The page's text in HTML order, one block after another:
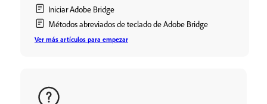
Iniciar Adobe Bridge
Métodos abreviados de teclado de Adobe Bridge
Ver más artículos para empezar